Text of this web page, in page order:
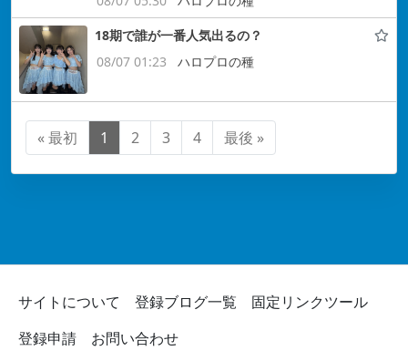
18期で誰が一番人気出るの？
08/07 01:23
ハロプロの種
« 最初 1 2 3 4 最後 »
サイトについて 登録ブログ一覧
固定リンクツール
登録申請
お問い合わせ